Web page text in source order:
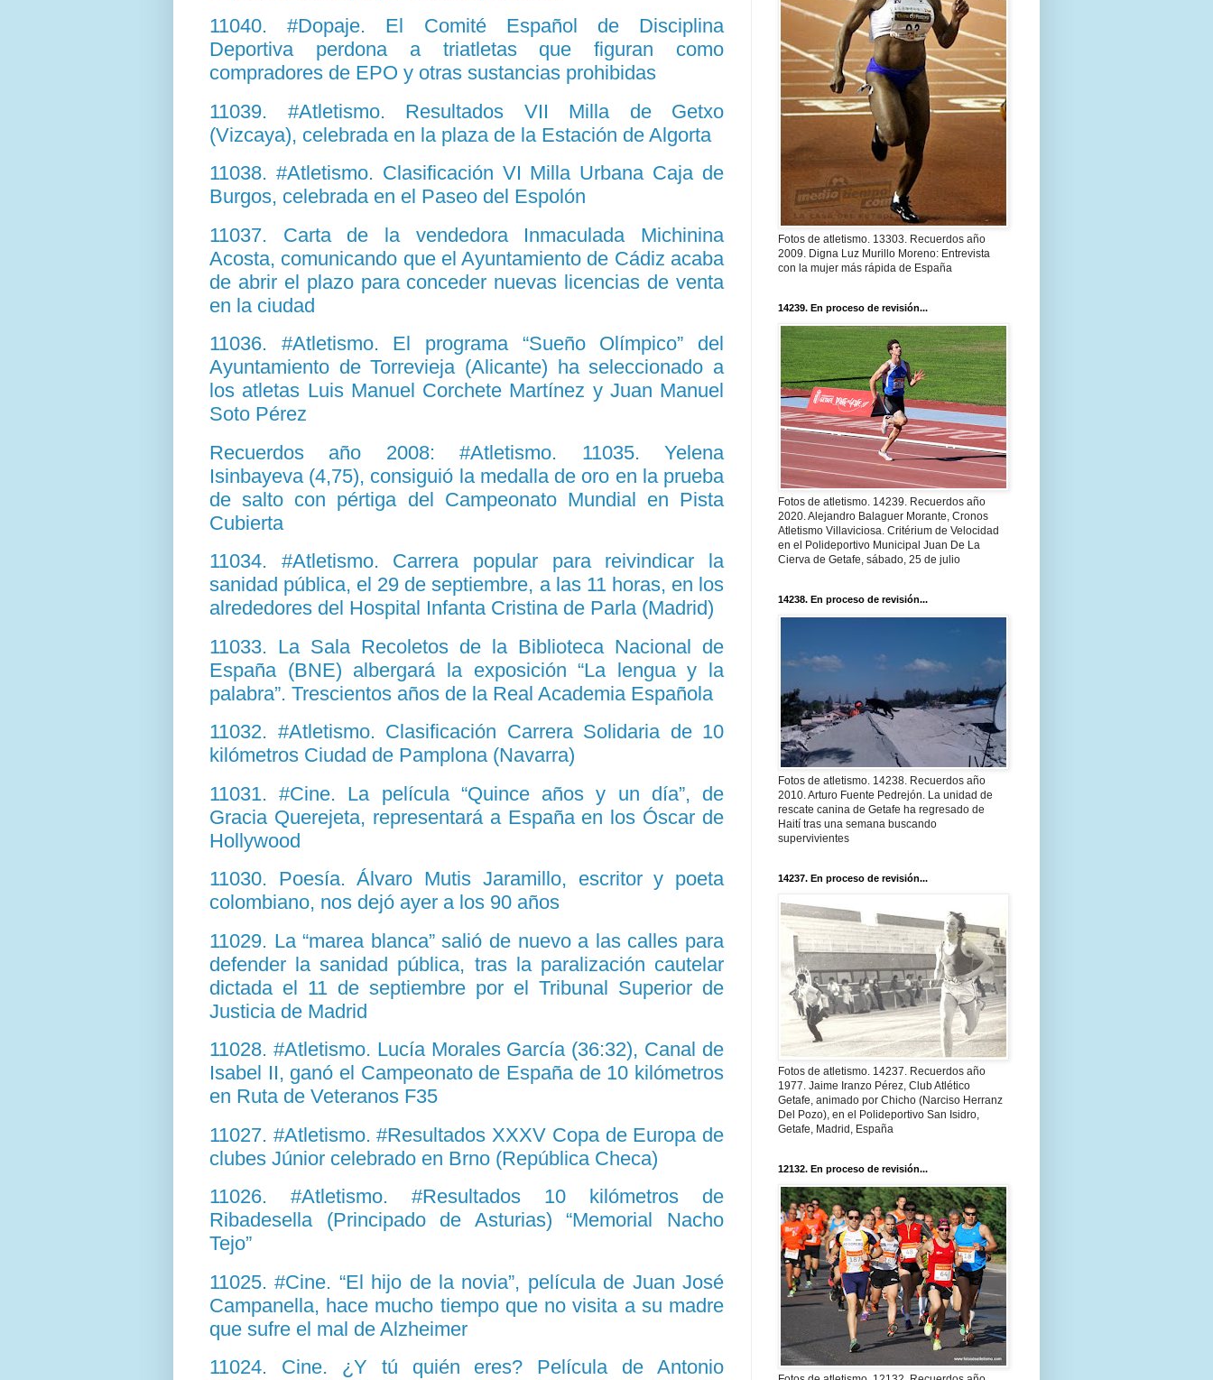
11040. #Dopaje. El Comité Español de Disciplina
Deportiva perdona a triatletas que figuran como
compradores de EPO y otras sustancias prohibidas
11039. #Atletismo. Resultados VII Milla de Getxo
(Vizcaya), celebrada en la plaza de la Estación de Algorta
11038. #Atletismo. Clasificación VI Milla Urbana Caja de
Burgos, celebrada en el Paseo del Espolón
11037. Carta de la vendedora Inmaculada Michinina
Acosta, comunicando que el Ayuntamiento de Cádiz acaba
de abrir el plazo para conceder nuevas licencias de venta
en la ciudad
11036. #Atletismo. El programa “Sueño Olímpico” del
Ayuntamiento de Torrevieja (Alicante) ha seleccionado a
los atletas Luis Manuel Corchete Martínez y Juan Manuel
Soto Pérez
Recuerdos año 2008: #Atletismo. 11035. Yelena
Isinbayeva (4,75), consiguió la medalla de oro en la prueba
de salto con pértiga del Campeonato Mundial en Pista
Cubierta
11034. #Atletismo. Carrera popular para reivindicar la
sanidad pública, el 29 de septiembre, a las 11 horas, en los
alrededores del Hospital Infanta Cristina de Parla (Madrid)
11033. La Sala Recoletos de la Biblioteca Nacional de
España (BNE) albergará la exposición “La lengua y la
palabra”. Trescientos años de la Real Academia Española
11032. #Atletismo. Clasificación Carrera Solidaria de 10
kilómetros Ciudad de Pamplona (Navarra)
11031. #Cine. La película “Quince años y un día”, de
Gracia Querejeta, representará a España en los Óscar de
Hollywood
11030. Poesía. Álvaro Mutis Jaramillo, escritor y poeta
colombiano, nos dejó ayer a los 90 años
11029. La “marea blanca” salió de nuevo a las calles para
defender la sanidad pública, tras la paralización cautelar
dictada el 11 de septiembre por el Tribunal Superior de
Justicia de Madrid
11028. #Atletismo. Lucía Morales García (36:32), Canal de
Isabel II, ganó el Campeonato de España de 10 kilómetros
en Ruta de Veteranos F35
11027. #Atletismo. #Resultados XXXV Copa de Europa de
clubes Júnior celebrado en Brno (República Checa)
11026. #Atletismo. #Resultados 10 kilómetros de
Ribadesella (Principado de Asturias) “Memorial Nacho
Tejo”
11025. #Cine. “El hijo de la novia”, película de Juan José
Campanella, hace mucho tiempo que no visita a su madre
que sufre el mal de Alzheimer
11024. Cine. ¿Y tú quién eres? Película de Antonio
Fotos de atletismo. 13303. Recuerdos año
2009. Digna Luz Murillo Moreno: Entrevista
con la mujer más rápida de España
14239. En proceso de revisión...
Fotos de atletismo. 14239. Recuerdos año
2020. Alejandro Balaguer Morante, Cronos
Atletismo Villaviciosa. Critérium de Velocidad
en el Polideportivo Municipal Juan De La
Cierva de Getafe, sábado, 25 de julio
14238. En proceso de revisión...
Fotos de atletismo. 14238. Recuerdos año
2010. Arturo Fuente Pedrejón. La unidad de
rescate canina de Getafe ha regresado de
Haití tras una semana buscando
supervivientes
14237. En proceso de revisión...
Fotos de atletismo. 14237. Recuerdos año
1977. Jaime Iranzo Pérez, Club Atlético
Getafe, animado por Chicho (Narciso Herranz
Del Pozo), en el Polideportivo San Isidro,
Getafe, Madrid, España
12132. En proceso de revisión...